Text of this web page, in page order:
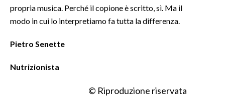
SPIAGGE
STORE
propria musica. Perché il copione è scritto, sì. Ma il
modo in cui lo interpretiamo fa tutta la differenza.
Pietro Senette
Nutrizionista
© Riproduzione riservata